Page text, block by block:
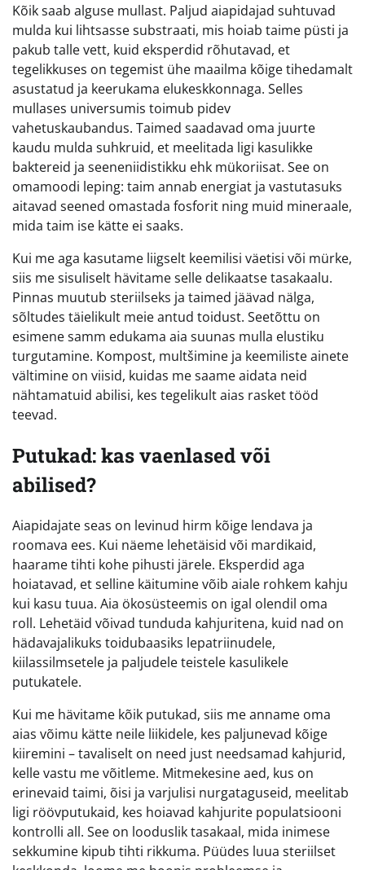
Kõik saab alguse mullast. Paljud aiapidajad suhtuvad
mulda kui lihtsasse substraati, mis hoiab taime püsti ja
pakub talle vett, kuid eksperdid rõhutavad, et
tegelikkuses on tegemist ühe maailma kõige tihedamalt
asustatud ja keerukama elukeskkonnaga. Selles
mullases universumis toimub pidev
vahetuskaubandus. Taimed saadavad oma juurte
kaudu mulda suhkruid, et meelitada ligi kasulikke
baktereid ja seeneniidistikku ehk mükoriisat. See on
omamoodi leping: taim annab energiat ja vastutasuks
aitavad seened omastada fosforit ning muid mineraale,
mida taim ise kätte ei saaks.
Kui me aga kasutame liigselt keemilisi väetisi või mürke,
siis me sisuliselt hävitame selle delikaatse tasakaalu.
Pinnas muutub steriilseks ja taimed jäävad nälga,
sõltudes täielikult meie antud toidust. Seetõttu on
esimene samm edukama aia suunas mulla elustiku
turgutamine. Kompost, multšimine ja keemiliste ainete
vältimine on viisid, kuidas me saame aidata neid
nähtamatuid abilisi, kes tegelikult aias rasket tööd
teevad.
Putukad: kas vaenlased või
abilised?
Aiapidajate seas on levinud hirm kõige lendava ja
roomava ees. Kui näeme lehetäisid või mardikaid,
haarame tihti kohe pihusti järele. Eksperdid aga
hoiatavad, et selline käitumine võib aiale rohkem kahju
kui kasu tuua. Aia ökosüsteemis on igal olendil oma
roll. Lehetäid võivad tunduda kahjuritena, kuid nad on
hädavajalikuks toidubaasiks lepatriinudele,
kiilassilmsetele ja paljudele teistele kasulikele
putukatele.
Kui me hävitame kõik putukad, siis me anname oma
aias võimu kätte neile liikidele, kes paljunevad kõige
kiiremini – tavaliselt on need just needsamad kahjurid,
kelle vastu me võitleme. Mitmekesine aed, kus on
erinevaid taimi, õisi ja varjulisi nurgataguseid, meelitab
ligi röövputukaid, kes hoiavad kahjurite populatsiooni
kontrolli all. See on looduslik tasakaal, mida inimese
sekkumine kipub tihti rikkuma. Püüdes luua steriilset